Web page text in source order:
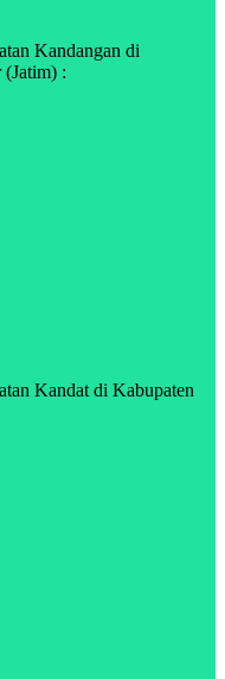
Kandangan di
:
Kandat di Kabupaten